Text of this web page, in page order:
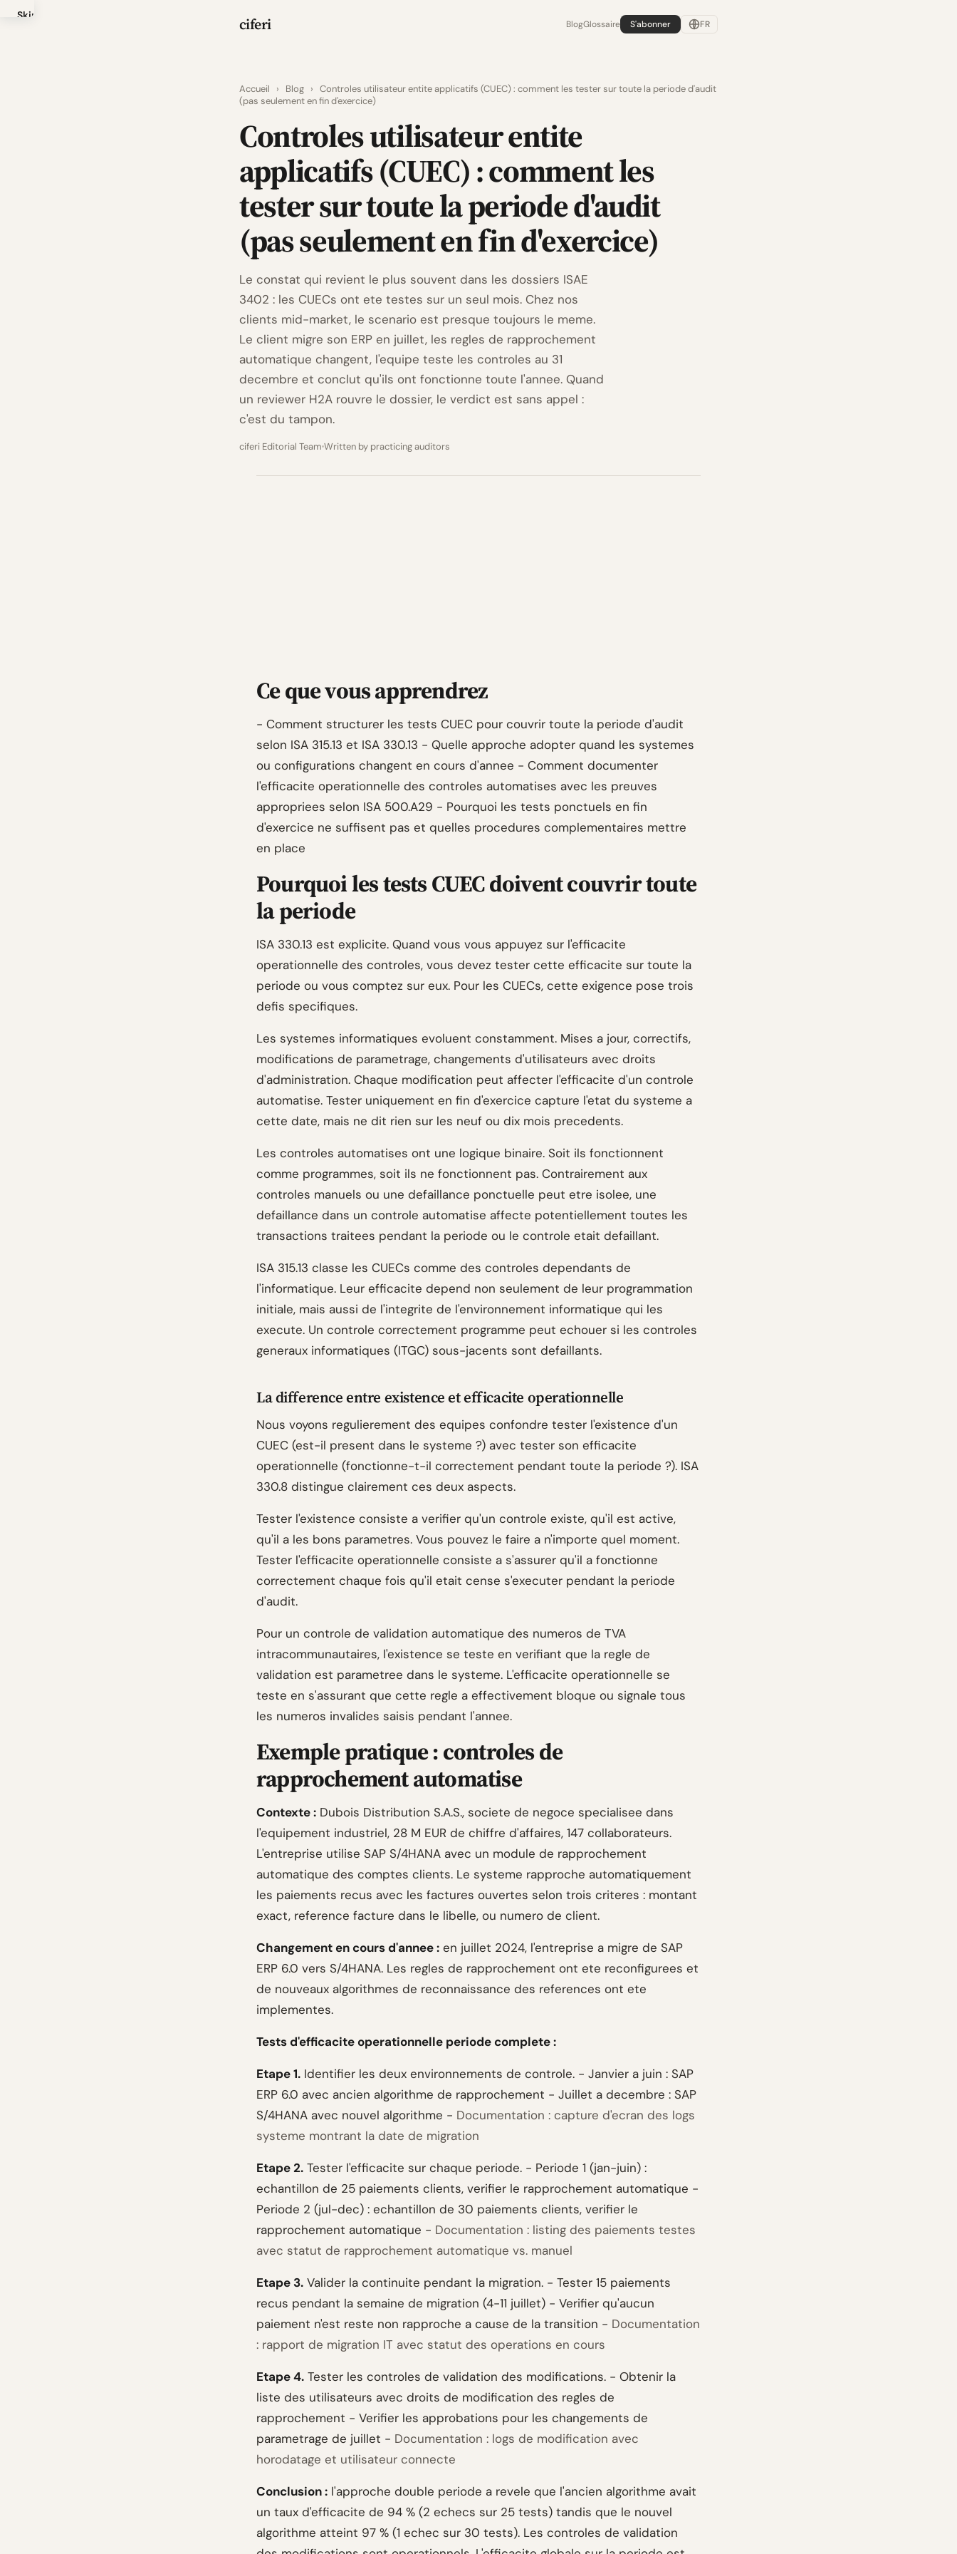
Skip
ciferi BlogGlossaire S'abonner FR
Accueil › Blog › Controles utilisateur entite applicatifs (CUEC) : comment les tester sur toute la periode d'audit
(pas seulement en fin d'exercice)
Controles utilisateur entite
applicatifs (CUEC) : comment les
tester sur toute la periode d'audit
(pas seulement en fin d'exercice)
Le constat qui revient le plus souvent dans les dossiers ISAE
3402 : les CUECs ont ete testes sur un seul mois. Chez nos
clients mid-market, le scenario est presque toujours le meme.
Le client migre son ERP en juillet, les regles de rapprochement
automatique changent, l'equipe teste les controles au 31
decembre et conclut qu'ils ont fonctionne toute l'annee. Quand
un reviewer H2A rouvre le dossier, le verdict est sans appel :
c'est du tampon.
ciferi Editorial Team Written by practicing auditors
Ce que vous apprendrez
- Comment structurer les tests CUEC pour couvrir toute la periode d'audit
selon ISA 315.13 et ISA 330.13 - Quelle approche adopter quand les systemes
ou configurations changent en cours d'annee - Comment documenter
l'efficacite operationnelle des controles automatises avec les preuves
appropriees selon ISA 500.A29 - Pourquoi les tests ponctuels en fin
d'exercice ne suffisent pas et quelles procedures complementaires mettre
en place
Pourquoi les tests CUEC doivent couvrir toute
la periode
ISA 330.13 est explicite. Quand vous vous appuyez sur l'efficacite
operationnelle des controles, vous devez tester cette efficacite sur toute la
periode ou vous comptez sur eux. Pour les CUECs, cette exigence pose trois
defis specifiques.
Les systemes informatiques evoluent constamment. Mises a jour, correctifs,
modifications de parametrage, changements d'utilisateurs avec droits
d'administration. Chaque modification peut affecter l'efficacite d'un controle
automatise. Tester uniquement en fin d'exercice capture l'etat du systeme a
cette date, mais ne dit rien sur les neuf ou dix mois precedents.
Les controles automatises ont une logique binaire. Soit ils fonctionnent
comme programmes, soit ils ne fonctionnent pas. Contrairement aux
controles manuels ou une defaillance ponctuelle peut etre isolee, une
defaillance dans un controle automatise affecte potentiellement toutes les
transactions traitees pendant la periode ou le controle etait defaillant.
ISA 315.13 classe les CUECs comme des controles dependants de
l'informatique. Leur efficacite depend non seulement de leur programmation
initiale, mais aussi de l'integrite de l'environnement informatique qui les
execute. Un controle correctement programme peut echouer si les controles
generaux informatiques (ITGC) sous-jacents sont defaillants.
La difference entre existence et efficacite operationnelle
Nous voyons regulierement des equipes confondre tester l'existence d'un
CUEC (est-il present dans le systeme ?) avec tester son efficacite
operationnelle (fonctionne-t-il correctement pendant toute la periode ?). ISA
330.8 distingue clairement ces deux aspects.
Tester l'existence consiste a verifier qu'un controle existe, qu'il est active,
qu'il a les bons parametres. Vous pouvez le faire a n'importe quel moment.
Tester l'efficacite operationnelle consiste a s'assurer qu'il a fonctionne
correctement chaque fois qu'il etait cense s'executer pendant la periode
d'audit.
Pour un controle de validation automatique des numeros de TVA
intracommunautaires, l'existence se teste en verifiant que la regle de
validation est parametree dans le systeme. L'efficacite operationnelle se
teste en s'assurant que cette regle a effectivement bloque ou signale tous
les numeros invalides saisis pendant l'annee.
Exemple pratique : controles de
rapprochement automatise
Contexte : Dubois Distribution S.A.S., societe de negoce specialisee dans
l'equipement industriel, 28 M EUR de chiffre d'affaires, 147 collaborateurs.
L'entreprise utilise SAP S/4HANA avec un module de rapprochement
automatique des comptes clients. Le systeme rapproche automatiquement
les paiements recus avec les factures ouvertes selon trois criteres : montant
exact, reference facture dans le libelle, ou numero de client.
Changement en cours d'annee : en juillet 2024, l'entreprise a migre de SAP
ERP 6.0 vers S/4HANA. Les regles de rapprochement ont ete reconfigurees et
de nouveaux algorithmes de reconnaissance des references ont ete
implementes.
Tests d'efficacite operationnelle periode complete :
Etape 1. Identifier les deux environnements de controle. - Janvier a juin : SAP
ERP 6.0 avec ancien algorithme de rapprochement - Juillet a decembre : SAP
S/4HANA avec nouvel algorithme - Documentation : capture d'ecran des logs
systeme montrant la date de migration
Etape 2. Tester l'efficacite sur chaque periode. - Periode 1 (jan-juin) :
echantillon de 25 paiements clients, verifier le rapprochement automatique -
Periode 2 (jul-dec) : echantillon de 30 paiements clients, verifier le
rapprochement automatique - Documentation : listing des paiements testes
avec statut de rapprochement automatique vs. manuel
Etape 3. Valider la continuite pendant la migration. - Tester 15 paiements
recus pendant la semaine de migration (4-11 juillet) - Verifier qu'aucun
paiement n'est reste non rapproche a cause de la transition - Documentation
: rapport de migration IT avec statut des operations en cours
Etape 4. Tester les controles de validation des modifications. - Obtenir la
liste des utilisateurs avec droits de modification des regles de
rapprochement - Verifier les approbations pour les changements de
parametrage de juillet - Documentation : logs de modification avec
horodatage et utilisateur connecte
Conclusion : l'approche double periode a revele que l'ancien algorithme avait
un taux d'efficacite de 94 % (2 echecs sur 25 tests) tandis que le nouvel
algorithme atteint 97 % (1 echec sur 30 tests). Les controles de validation